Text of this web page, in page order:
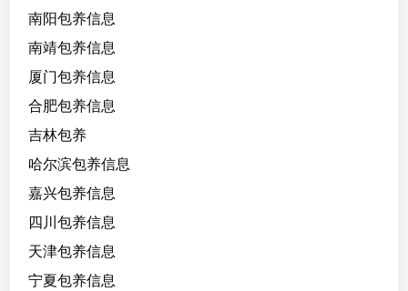
南阳包养信息
南靖包养信息
厦门包养信息
合肥包养信息
吉林包养
哈尔滨包养信息
嘉兴包养信息
四川包养信息
天津包养信息
宁夏包养信息